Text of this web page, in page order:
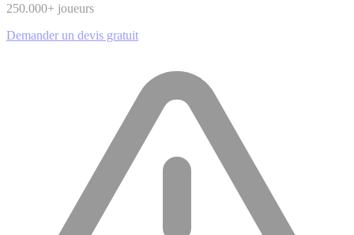
250.000+ joueurs
Demander un devis gratuit